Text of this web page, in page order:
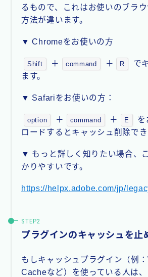
るもので、これはお使いのブラ
方法が違います。
▼ Chromeをお使いの方
Shift ＋ command ＋ R
で
ます。
▼ Safariをお使いの方：
option ＋ command ＋ E
を
ロードするとキャッシュ削除でき
▼ もっと詳しく知りたい場合、
かりやすいです。
https://helpx.adobe.com/jp/
プラグインのキャッシュを止
もしキャッシュプラグイン（例
Cacheなど）を使っている人は